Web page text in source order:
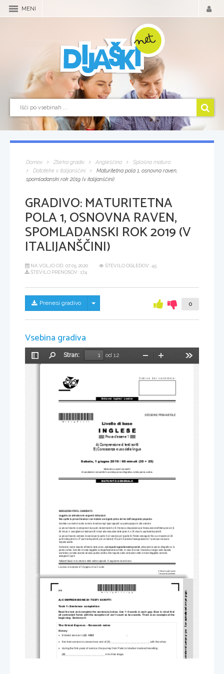
MENI
Domov Zbirka gradiv Angleščina
Splošna matura
Datoteke v italijanščini
Maturitetna pola 1, osnovna raven,
spomladanski rok 2019 (v italijanščini)
GRADIVO:MATURITETNA
POLA 1, OSNOVNA RAVEN,
SPOMLADANSKI ROK 2019 (V
ITALIJANŠČINI)
NA VOLJO OD: 07.05.2020
ŠTEVILO OGLEDOV: 45
ŠTEVILO PRENOSOV: 174
Prenesi gradivo Skrij/prikaži meni 0
Vsebina gradiva
Preklopi
Stran:
od 12
Pomanjšaj
A) Comprensione di testi scritti
B) Conoscenza e uso della lingua
Materiali e sussidi consentiti:
Al candidato è consentito l'uso della penna stilografica o della penna a sfera.
La prova si compone di 12 pagine, di cui 3 vuote.
SESSIONE PRIMAVERILE
Sabato, 1 giugno 2019 / 60 minuti (35 + 25)
Državni  izpitni  center
MATURITÀ GENERALE
© Državni izpitni center
Vse pravice pridržane.
Codice del candidato:
Prova d'esame 1
INDICAZIONI PER IL CANDIDATO
Leggete con attenzione le seguenti indicazioni.
Non aprite la prova d'esame e non iniziate a svolgerla prima del via dell'insegnante preposto.
Incollate o scrivete il vostro numero di codice negli spazi appositi su questa pagina in alto a destra.
La prova d'esame si compone di due parti, denominate A e B. Il tempo a disposizione per l'esecuzione dell'intera prova è di
60 minuti: vi consigliamo di dedicare 35 minuti alla risoluzione della parte A, e 25 minuti a quella della parte B.
La prova d'esame contiene 2 esercizi per la parte A e 2 esercizi per la parte B. Potete conseguire fino a un massimo di 20
punti nella parte A e 27 punti nella parte B, per un totale di 47 punti. È prevista l'assegnazione di 1 punto per ciascuna
risposta esatta.
Scrivete le vostre risposte all'interno della prova, nei riquadri appositamente previsti, utilizzando la penna stilografica o la
penna a sfera. Scrivete in modo leggibile e ortograficamente corretto. In caso di errore, tracciate un segno sulla risposta
scorretta e scrivete accanto ad essa quella corretta. Alle risposte e alle correzioni scritte in modo illeggibile verranno
assegnati 0 punti.
Abbiate fiducia in voi stessi e nelle vostre capacità. Vi auguriamo buon lavoro.
Livello di base
2/12
A) COMPRENSIONE DI TESTI SCRITTI
Task 1: Sentence completion
Read the text and complete the sentences below. Use 1–5 words in each gap. Bear in mind that
all contracted forms with the exception of can’t count as two words. There is an example at the
beginning: Sentence 0.
The Orient Express Research notes
History

   Entered   service   in
(0) 1883
                                              ;
   first train service to connect one end of
(1) with the other;

   during the first years of serv
ice, the journey from Paris to Istanbul involved travelling
(2) in its final stage;